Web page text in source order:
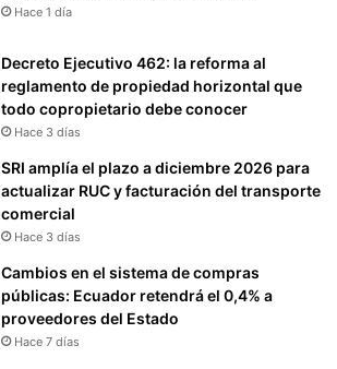
Hace 1 día
Decreto Ejecutivo 462: la reforma al
reglamento de propiedad horizontal que
todo copropietario debe conocer
Hace 3 días
SRI amplía el plazo a diciembre 2026 para
actualizar RUC y facturación del transporte
comercial
Hace 3 días
Cambios en el sistema de compras
públicas: Ecuador retendrá el 0,4% a
proveedores del Estado
Hace 7 días